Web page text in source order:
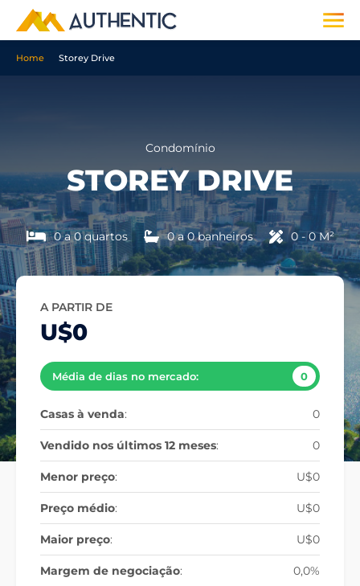
Home Storey Drive
Condomínio
STOREY DRIVE
0 a 0 quartos 0 a 0 banheiros 0 - 0 M²
A PARTIR DE
U$0
Média de dias no mercado: 0
Casas à venda: 0
Vendido nos últimos 12 meses: 0
Menor preço: U$0
Preço médio: U$0
Maior preço: U$0
Margem de negociação: 0,0%